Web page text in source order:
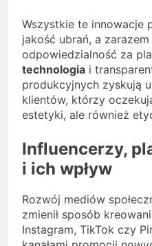
Wszystkie te innowacje
jakość ubrań, a
odpowiedzialność za
technologia i
produkcyjnych zyskują
klientów, którzy
estetyki, ale również
Influencerzy,
i ich wpływ
Rozwój mediów
zmienił sposób
Instagram, TikTok czy